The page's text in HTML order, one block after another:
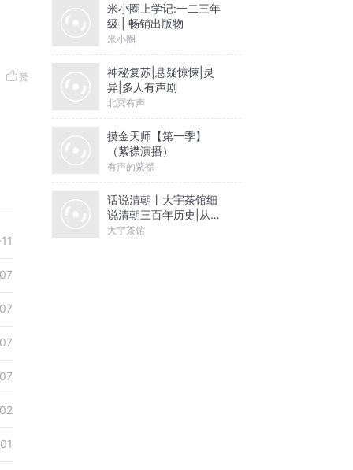
赞
米小圈上学记:一二三年
级 | 畅销出版物
米小圈
神秘复苏|悬疑惊悚|灵
异|多人有声剧
北冥有声
摸金天师【第一季】
（紫襟演播）
有声的紫襟
话说清朝丨大宇茶馆细
说清朝三百年历史|从努
尔哈赤到末代皇帝溥仪|
大宇茶馆